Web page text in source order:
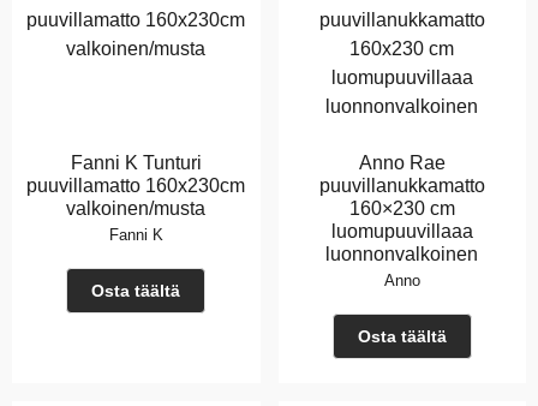
Fanni K Tunturi
puuvillamatto 160x230cm
valkoinen/musta
Fanni K
Osta täältä
Anno Rae
puuvillanukkamatto
160×230 cm
luomupuuvillaaa
luonnonvalkoinen
Anno
Osta täältä